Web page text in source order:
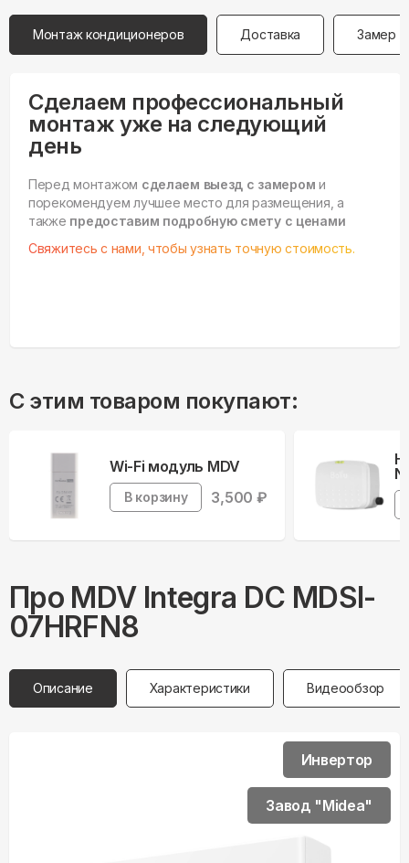
Монтаж кондиционеров Доставка Замер
Сделаем профессиональный
монтаж уже на следующий
день
Перед монтажом сделаем выезд с замером и
порекомендуем лучшее место для размещения, а
также предоставим подробную смету с ценами
Свяжитесь с нами, чтобы узнать точную стоимость.
С этим товаром покупают:
Wi-Fi модуль MDV
В корзину 3,500 ₽
Про MDV Integra DC MDSI-
07HRFN8
Описание Характеристики Видеообзор
Инвертор
Завод "Midea"